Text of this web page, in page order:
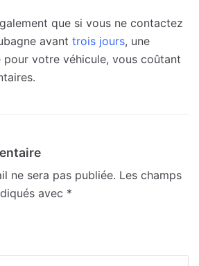
que si vous ne contactez
avant trois jours, une
votre véhicule, vous coûtant
ne sera pas publiée. Les champs
avec *